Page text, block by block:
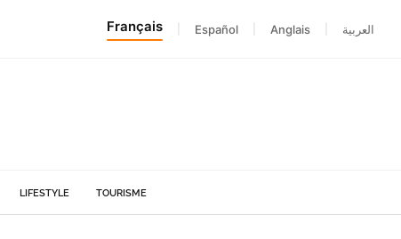
Français Español Anglais العربية
LIFESTYLE TOURISME